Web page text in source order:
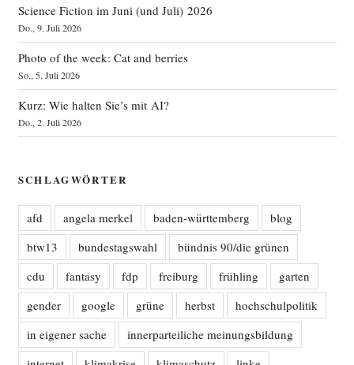
Science Fiction im Juni (und Juli) 2026
Do., 9. Juli 2026
Photo of the week: Cat and berries
So., 5. Juli 2026
Kurz: Wie halten Sie’s mit AI?
Do., 2. Juli 2026
SCHLAGWÖRTER
afd angela merkel baden-württemberg
blog
btw13
bundestagswahl
bündnis 90/die grünen
cdu
fantasy fdp freiburg frühling
garten
gender
google grüne herbst
hochschulpolitik
in eigener sache
innerparteiliche meinungsbildung